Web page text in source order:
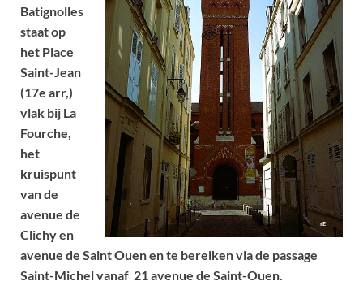
Batignolles
staat op
het Place
Saint-Jean
(17e arr,)
vlak bij La
Fourche,
het
kruispunt
van de
avenue de
Clichy en
avenue de Saint Ouen en te bereiken via de passage
Saint-Michel vanaf 21 avenue de Saint-Ouen.